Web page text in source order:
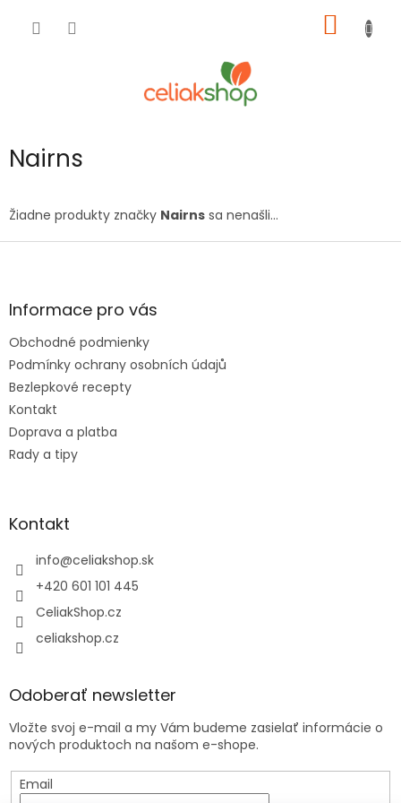
KOŠÍK
Nairns
Žiadne produkty značky Nairns sa nenašli...
Z
ä
e
Informace pro vás
Obchodné podmienky
Podmínky ochrany osobních údajů
Bezlepkové recepty
Kontakt
Doprava a platba
Rady a tipy
Kontakt
info@celiakshop.sk
+420 601 101 445
CeliakShop.cz
celiakshop.cz
Odoberať newsletter
Vložte svoj e-mail a my Vám budeme zasielať informácie o
nových produktoch na našom e-shope.
Email